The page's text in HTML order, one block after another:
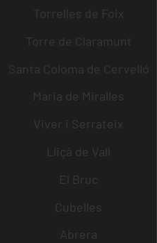
Torrelles de Foix
Torre de Claramunt
Santa Coloma de Cervelló
Maria de Miralles
Viver i Serrateix
Lliçà de Vall
El Bruc
Cubelles
Abrera